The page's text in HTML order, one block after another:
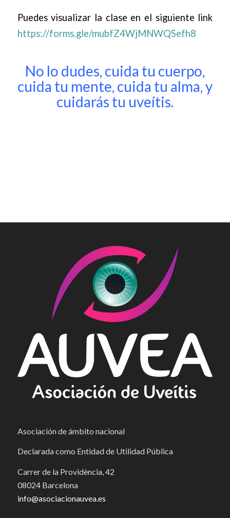
Puedes visualizar la clase en el siguiente link
https://forms.gle/mubfZ4WjMNWQSefh8
No lo dudes, cuida tu cuerpo,
cuida tu mente, cuida tu alma, y
cuidarás tu uveítis.
Asociación de ámbito nacional
Declarada como Entidad de Utilidad Pública
Carrer de la Providència, 42
08024 Barcelona
info@asociacionauvea.es